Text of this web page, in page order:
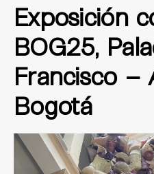
Exposición
BOG25,
Francisco –
Bogotá